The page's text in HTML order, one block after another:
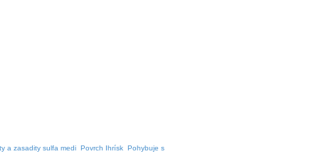
a zasadity sulfa medi Povrch Ihrísk Pohybuje s